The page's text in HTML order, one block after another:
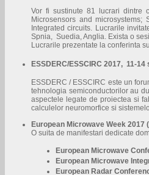
Vor fi sustinute 81 lucrari dintre
Microsensors and
Integrated circuits. Lucrarile
Spnia, Suedia, Anglia. Exista o
Lucrarile prezentate la conferinta
ESSDERC/ESSCIRC 2017, 11-
ESSDERC / ESSCIRC este un
tehnologia semiconductorilor au
aspectele legate de proiectea si
calculelor neuromorfice si
European Microwave Week 2017
O suita de manifestari dedicate
European Microwave
European Microwave
European Radar